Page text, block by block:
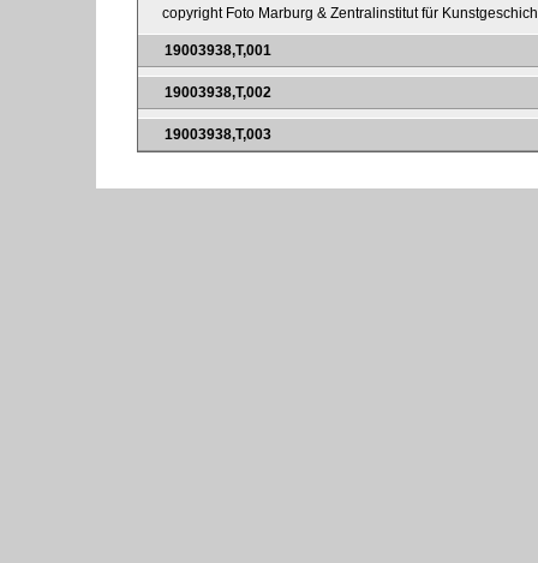
copyright Foto Marburg & Zentralinstitut für
19003938,T,001
19003938,T,002
19003938,T,003